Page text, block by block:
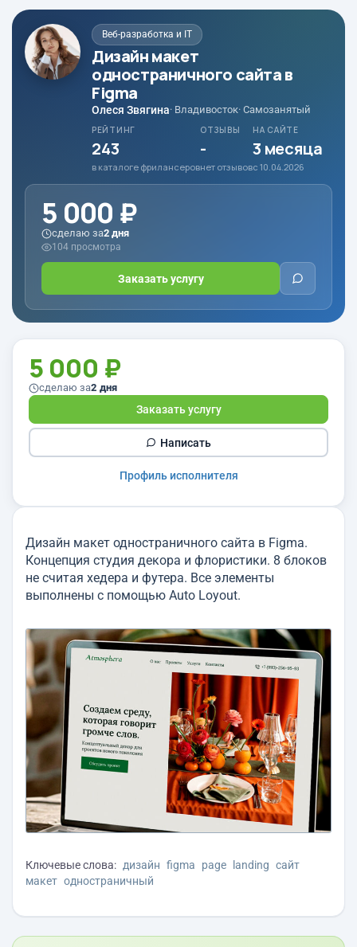
Веб-разработка и IT
Дизайн макет
одностраничного сайта в
Figma
Олеся Звягина· Владивосток· Самозанятый
РЕЙТИНГ
243
в каталоге фрилансеров
ОТЗЫВЫ
-
нет отзывов
НА САЙТЕ
3 месяца
с 10.04.2026
5 000 ₽
сделаю за2 дня
104 просмотра
Заказать услугу
Дизайн макет одностраничного сайта в Figma.
Концепция студия декора и флористики. 8 блоков
не считая хедера и футера. Все элементы
выполнены с помощью Auto Loyout.
Ключевые слова: дизайн figma page landing сайт
макет одностраничный
5 000 ₽
сделаю за2 дня
Заказать услугу
Написать
Профиль исполнителя